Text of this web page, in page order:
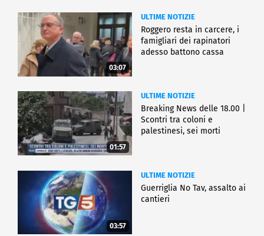
03:07
ULTIME NOTIZIE
Roggero resta in carcere, i
famigliari dei rapinatori
adesso battono cassa
01:57
ULTIME NOTIZIE
Breaking News delle 18.00 |
Scontri tra coloni e
palestinesi, sei morti
03:57
ULTIME NOTIZIE
Guerriglia No Tav, assalto ai
cantieri